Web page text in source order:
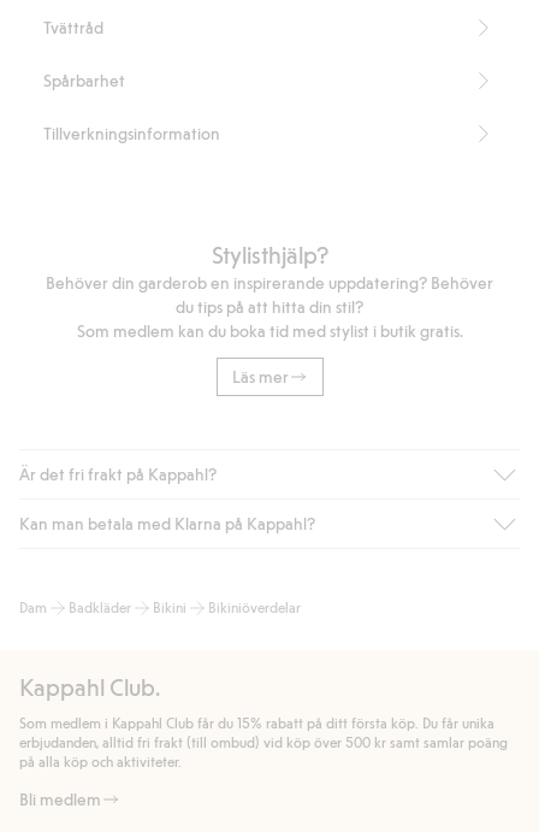
Blended Recycled Polyester
Tvättråd
Spårbarhet
Tillverkningsinformation
Stylisthjälp?
Behöver din garderob en inspirerande uppdatering? Behöver
du tips på att hitta din stil?
Som medlem kan du boka tid med stylist i butik gratis.
Läs mer
Är det fri frakt på Kappahl?
Är du medlem i Kappahl Club har du alltid gratis frakt till butik
automatik efter du loggat in och identifierats som medlem.
handlar för.
Läs mer
Kan man betala med Klarna på Kappahl?
bland annat faktura och swish men även andra betalningssätt.
allmänna villkor.
Läs mer
Dam Badkläder Bikini Bikiniöverdelar
Kappahl Club.
Som medlem i Kappahl Club får du 15% rabatt på ditt första köp. Du får unika
erbjudanden, alltid fri frakt (till ombud) vid köp över 500 kr samt samlar poäng
på alla köp och aktiviteter.
Bli medlem